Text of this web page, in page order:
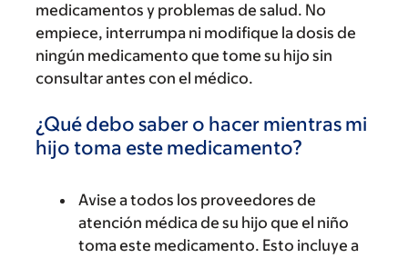
medicamentos y problemas de salud. No
empiece, interrumpa ni modifique la dosis de
ningún medicamento que tome su hijo sin
consultar antes con el médico.
¿Qué debo saber o hacer mientras mi
hijo toma este medicamento?
Avise a todos los proveedores de
atención médica de su hijo que el niño
toma este medicamento. Esto incluye a